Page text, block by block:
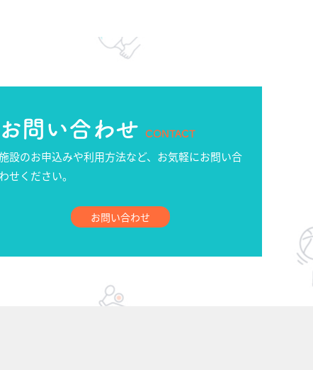
お問い合わせ CONTACT
設のお申込みや利用方法など、お気軽にお問い合
わせください。
お問い合わせ